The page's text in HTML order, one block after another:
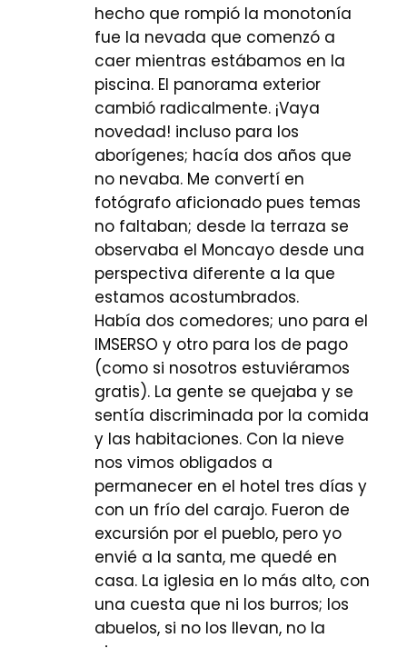
hecho que rompió la monotonía
fue la nevada que comenzó a
caer mientras estábamos en la
piscina. El panorama exterior
cambió radicalmente. ¡Vaya
novedad! incluso para los
aborígenes; hacía dos años que
no nevaba. Me convertí en
fotógrafo aficionado pues temas
no faltaban; desde la terraza se
observaba el Moncayo desde una
perspectiva diferente a la que
estamos acostumbrados.
Había dos comedores; uno para el
IMSERSO y otro para los de pago
(como si nosotros estuviéramos
gratis). La gente se quejaba y se
sentía discriminada por la comida
y las habitaciones. Con la nieve
nos vimos obligados a
permanecer en el hotel tres días y
con un frío del carajo. Fueron de
excursión por el pueblo, pero yo
envié a la santa, me quedé en
casa. La iglesia en lo más alto, con
una cuesta que ni los burros; los
abuelos, si no los llevan, no la